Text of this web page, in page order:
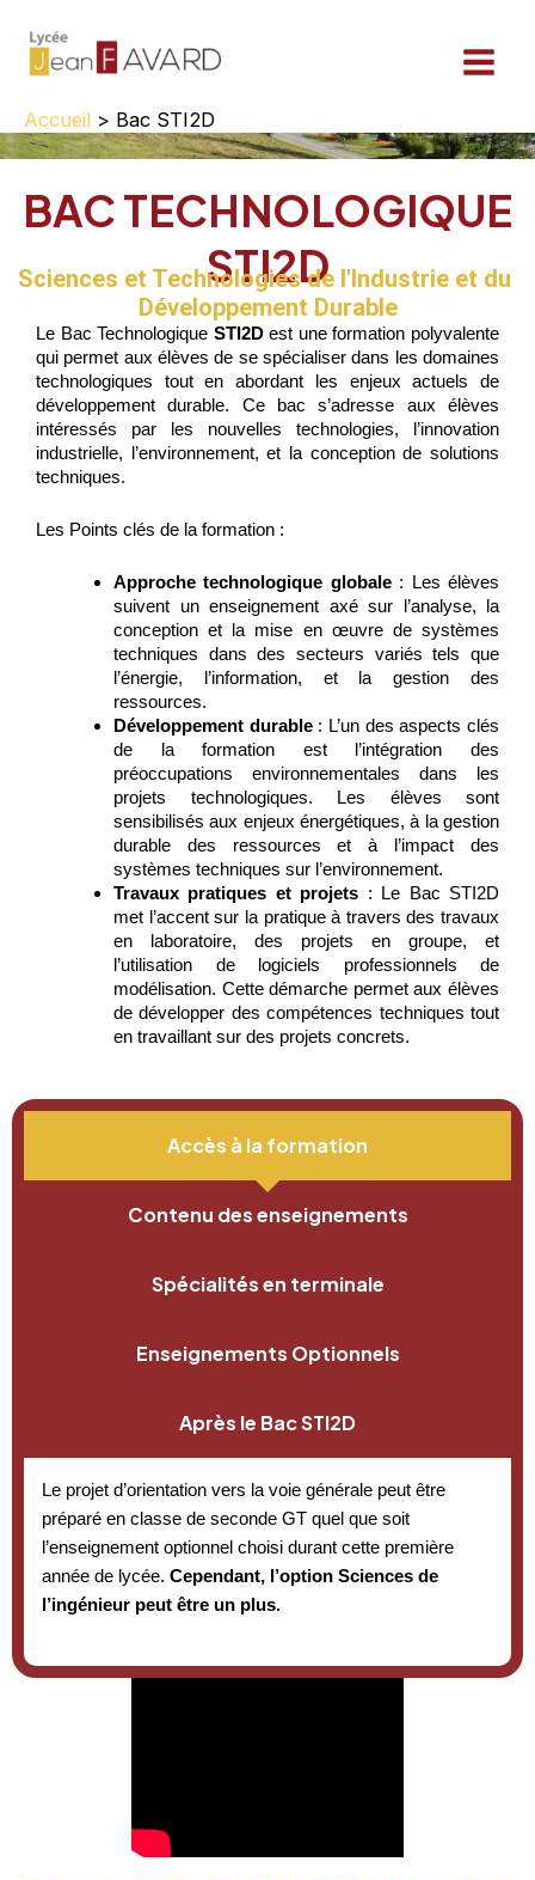
contenu
Accueil
Bac STI2D
BAC TECHNOLOGIQUE
STI2D
Sciences ​et Technologies de l'Industrie et du ​
Développement Durable
Le Bac Technologique STI2Dest une formation polyvalente
qui permet aux élèves de se spécialiser dans les domaines
technologiques tout en abordant les enjeux actuels de
développement durable. Ce bac s’adresse aux élèves
intéressés par les nouvelles technologies, l’innovation
industrielle, l’environnement, et la conception de solutions
techniques.
Les Points clés de la formation :
Approche technologique globale: Les élèves
suivent un enseignement axé sur l’analyse, la
conception et la mise en œuvre de systèmes
techniques dans des secteurs variés tels que
l’énergie, l’information, et la gestion des
ressources.
Développement durable: L’un des aspects clés
de la formation est l’intégration des
préoccupations environnementales dans les
projets technologiques. Les élèves sont
sensibilisés aux enjeux énergétiques, à la gestion
durable des ressources et à l’impact des
systèmes techniques sur l’environnement.
Travaux pratiques et projets : Le Bac STI2D
met l’accent sur la pratique à travers des travaux
en laboratoire, des projets en groupe, et
l’utilisation de logiciels professionnels de
modélisation. Cette démarche permet aux élèves
de développer des compétences techniques tout
en travaillant sur des projets concrets.
Accès à la formation
Contenu des enseignements
Spécialités en terminale
Enseignements Optionnels
Après le Bac STI2D
Le projet d’orientation vers la voie générale peut être
préparé en classe de seconde GT quel que soit
l’enseignement optionnel choisi durant cette première
année de lycée. Cependant, l’option Sciences de
l’ingénieur peut être un plus.